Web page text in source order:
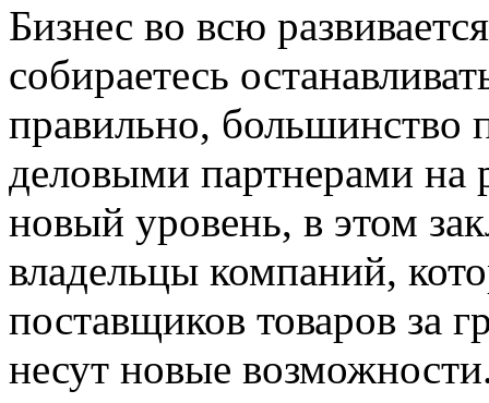
Бизнес во всю
собираетесь
правильно, большинство
деловыми партнерами на
новый уровень, в этом
владельцы компаний,
поставщиков товаров за
несут новые